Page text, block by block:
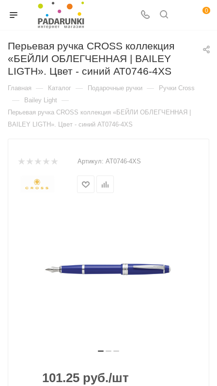
0
Перьевая ручка CROSS коллекция
«БЕЙЛИ ОБЛЕГЧЕННАЯ | BAILEY
LIGTH». Цвет - синий AT0746-4XS
Главная — Каталог — Подарочные ручки — Ручки Cross
— Bailey Light —
Перьевая ручка CROSS коллекция «БЕЙЛИ ОБЛЕГЧЕННАЯ |
BAILEY LIGTH». Цвет - синий AT0746-4XS
Артикул: AT0746-4XS
101.25 руб./шт